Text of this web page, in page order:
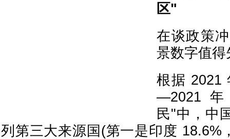
区"
在谈政策
景数字值
根据 2021
—2021
民"中，中
列第三大来源国(第一是印度 18.6%